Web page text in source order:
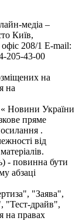
медіа –
Київ,
208/1 E-mail:
205-43-00
на
на
« Новини України
пряме
.
від
- повинна бути
абзаці
"Заява",
"Тест-драйв",
на правах